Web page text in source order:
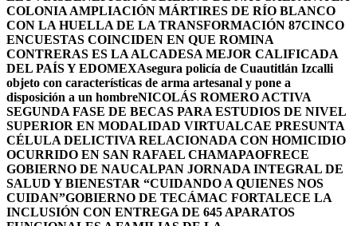
COLONIA AMPLIACIÓN MÁRTIRES DE RÍO BLANCO
CON LA HUELLA DE LA TRANSFORMACIÓN 87CINCO
ENCUESTAS COINCIDEN EN QUE ROMINA
CONTRERAS ES LA ALCADESA MEJOR CALIFICADA
DEL PAÍS Y EDOMEXAsegura policía de Cuautitlán Izcalli
objeto con características de arma artesanal y pone a
disposición a un hombreNICOLÁS ROMERO ACTIVA
SEGUNDA FASE DE BECAS PARA ESTUDIOS DE NIVEL
SUPERIOR EN MODALIDAD VIRTUALCAE PRESUNTA
CÉLULA DELICTIVA RELACIONADA CON HOMICIDIO
OCURRIDO EN SAN RAFAEL CHAMAPAOFRECE
GOBIERNO DE NAUCALPAN JORNADA INTEGRAL DE
SALUD Y BIENESTAR “CUIDANDO A QUIENES NOS
CUIDAN”GOBIERNO DE TECÁMAC FORTALECE LA
INCLUSIÓN CON ENTREGA DE 645 APARATOS